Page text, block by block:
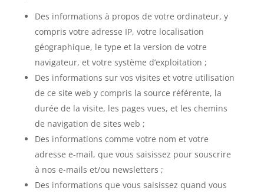
Des informations à propos de votre ordinateur, y
compris votre adresse IP, votre localisation
géographique, le type et la version de votre
navigateur, et votre système d’exploitation ;
Des informations sur vos visites et votre utilisation
de ce site web y compris la source référente, la
durée de la visite, les pages vues, et les chemins
de navigation de sites web ;
Des informations comme votre nom et votre
adresse e-mail, que vous saisissez pour souscrire
à nos e-mails et/ou newsletters ;
Des informations que vous saisissez quand vous